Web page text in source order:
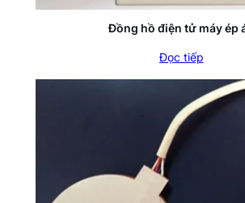
Đồng hồ điện tử máy ép
Đọc tiếp